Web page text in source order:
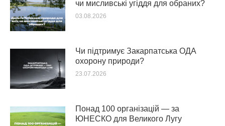
чи мисливські угіддя для обраних?
03.08.2026
Чи підтримує Закарпатська ОДА
охорону природи?
23.07.2026
Понад 100 організацій — за
ЮНЕСКО для Великого Лугу